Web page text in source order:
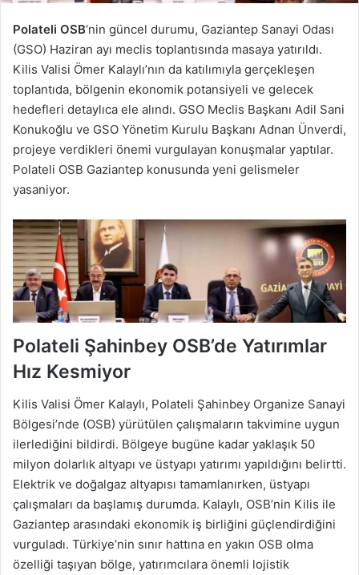
Polateli OSB‘nin güncel durumu, Gaziantep Sanayi Odası
(GSO) Haziran ayı meclis toplantısında masaya yatırıldı.
Kilis Valisi Ömer Kalaylı’nın da katılımıyla gerçekleşen
toplantıda, bölgenin ekonomik potansiyeli ve gelecek
hedefleri detaylıca ele alındı. GSO Meclis Başkanı Adil Sani
Konukoğlu ve GSO Yönetim Kurulu Başkanı Adnan Ünverdi,
projeye verdikleri önemi vurgulayan konuşmalar yaptılar.
Polateli OSB Gaziantep konusunda yeni gelismeler
yasaniyor.
Polateli Şahinbey OSB’de Yatırımlar
Hız Kesmiyor
Kilis Valisi Ömer Kalaylı, Polateli Şahinbey Organize Sanayi
Bölgesi’nde (OSB) yürütülen çalışmaların takvimine uygun
ilerlediğini bildirdi. Bölgeye bugüne kadar yaklaşık 50
milyon dolarlık altyapı ve üstyapı yatırımı yapıldığını belirtti.
Elektrik ve doğalgaz altyapısı tamamlanırken, üstyapı
çalışmaları da başlamış durumda. Kalaylı, OSB’nin Kilis ile
Gaziantep arasındaki ekonomik iş birliğini güçlendirdiğini
vurguladı. Türkiye’nin sınır hattına en yakın OSB olma
özelliği taşıyan bölge, yatırımcılara önemli lojistik